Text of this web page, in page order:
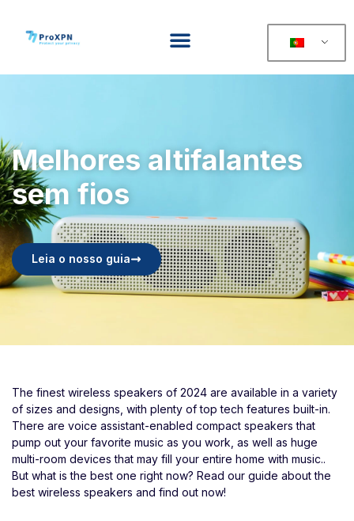
Melhores altifalantes
sem fios
Leia o nosso guia
The finest wireless speakers of 2024 are available in a variety
of sizes and designs, with plenty of top tech features built-in.
There are voice assistant-enabled compact speakers that
pump out your favorite music as you work, as well as huge
multi-room devices that may fill your entire home with music..
But what is the best one right now? Read our guide about the
best wireless speakers and find out now!